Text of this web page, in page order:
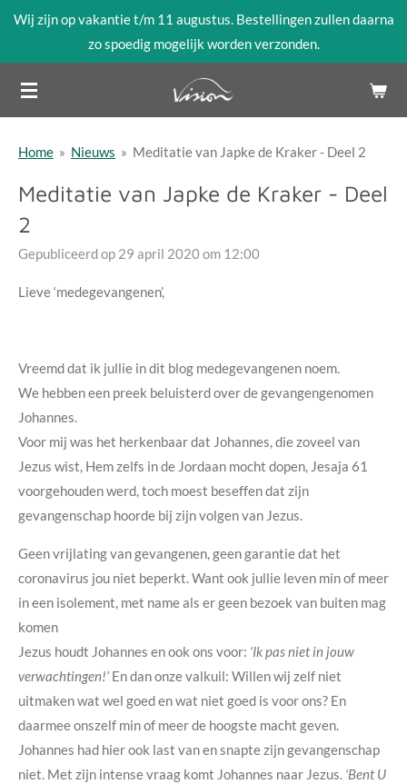
Ga
de
hoofdinhoud
Wij zijn op vakantie t/m 11 augustus. Bestellingen zullen daarna
zo spoedig mogelijk worden verzonden.
Home » Nieuws » Meditatie van Japke de Kraker - Deel 2
Meditatie van Japke de Kraker - Deel
2
Gepubliceerd op 29 april 2020 om 12:00
Lieve ‘medegevangenen’,
Vreemd dat ik jullie in dit blog medegevangenen noem.
We hebben een preek beluisterd over de gevangengenomen
Johannes.
Voor mij was het herkenbaar dat Johannes, die zoveel van
Jezus wist, Hem zelfs in de Jordaan mocht dopen, Jesaja 61
voorgehouden werd, toch moest beseffen dat zijn
gevangenschap hoorde bij zijn volgen van Jezus.
Geen vrijlating van gevangenen, geen garantie dat het
coronavirus jou niet beperkt. Want ook jullie leven min of meer
in een isolement, met name als er geen bezoek van buiten mag
komen
Jezus houdt Johannes en ook ons voor: ‘Ik pas niet in jouw
verwachtingen!’ En dan onze valkuil: Willen wij zelf niet
uitmaken wat wel goed en wat niet goed is voor ons? En
daarmee onszelf min of meer de hoogste macht geven.
Johannes had hier ook last van en snapte zijn gevangenschap
niet. Met zijn intense vraag komt Johannes naar Jezus. ‘Bent U